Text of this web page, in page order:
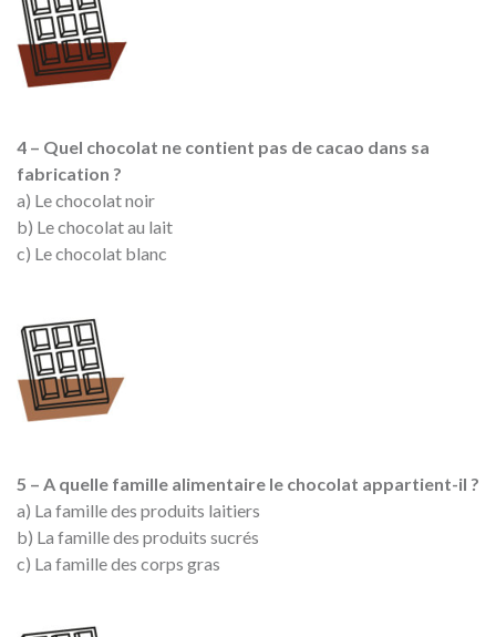
4 – Quel chocolat ne contient pas de cacao dans sa
fabrication ?
a) Le chocolat noir
b) Le chocolat au lait
c) Le chocolat blanc
5 – A quelle famille alimentaire le chocolat appartient-il ?
a) La famille des produits laitiers
b) La famille des produits sucrés
c) La famille des corps gras